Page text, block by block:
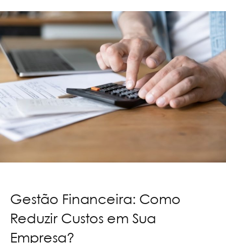
Gestão Financeira: Como
Reduzir Custos em Sua
Empresa?